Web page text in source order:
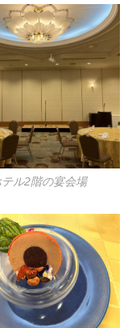
ル2階の宴会場